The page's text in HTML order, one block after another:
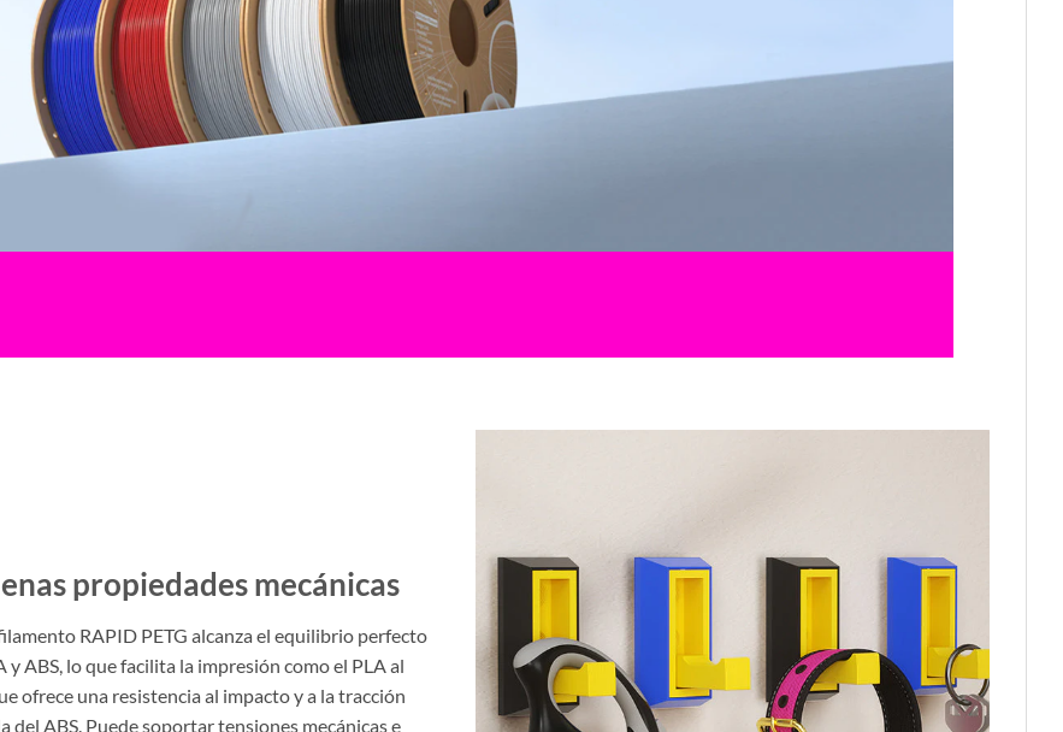
propiedades mecánicas
RAPID PETG alcanza el equilibrio perfecto
y ABS, lo que facilita la impresión como el PLA al
ofrece una resistencia al impacto y a la tracción
del ABS. Puede soportar tensiones mecánicas e